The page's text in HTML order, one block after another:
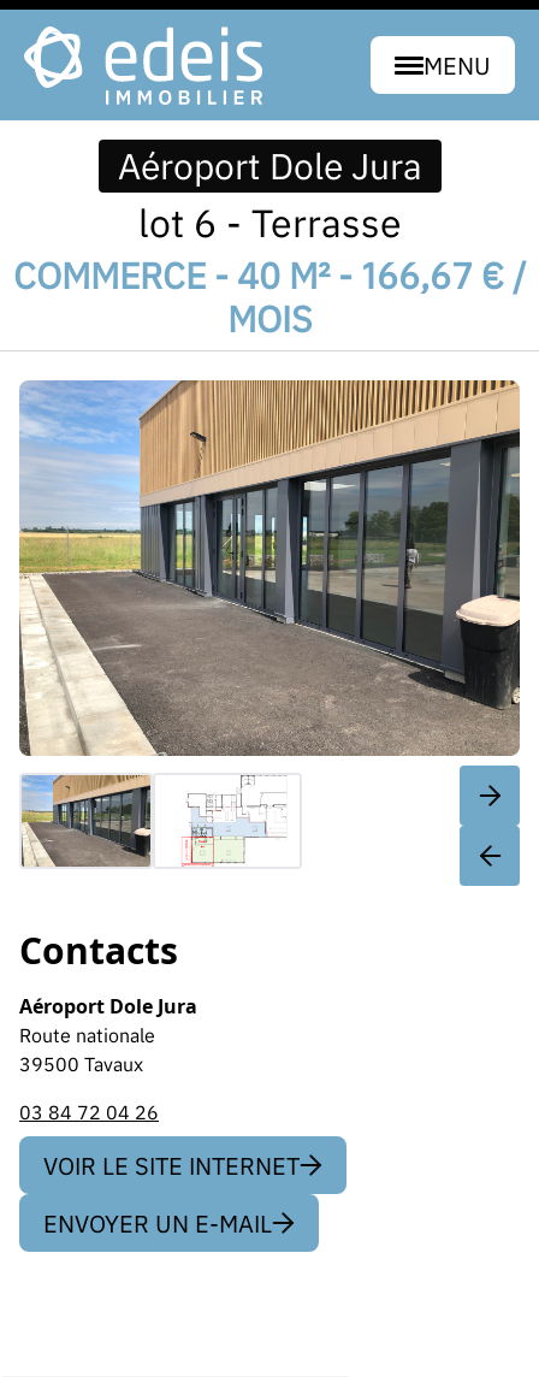
MENU
Aéroport Dole Jura
lot 6 - Terrasse
COMMERCE - 40 M² - 166,67 € /
MOIS
Contacts
Aéroport Dole Jura
Route nationale
39500 Tavaux
03 84 72 04 26
VOIR LE SITE INTERNET
ENVOYER UN E-MAIL